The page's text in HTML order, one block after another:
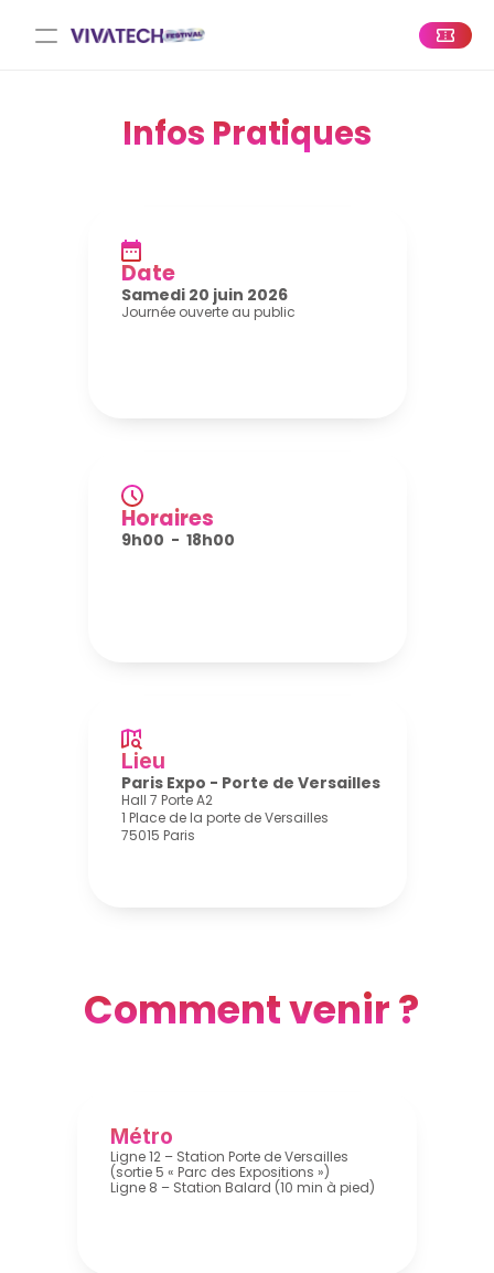
Infos Pratiques
Date
Samedi 20 juin 2026
Journée ouverte au public
Horaires
9h00  -  18h00
Lieu
Paris Expo - Porte de Versailles
Hall 7 Porte A2
1 Place de la porte de Versailles
75015 Paris
Comment venir ?
Métro
Ligne 12 – Station Porte de Versailles
(sortie 5 « Parc des Expositions »)
Ligne 8 – Station Balard (10 min à pied)